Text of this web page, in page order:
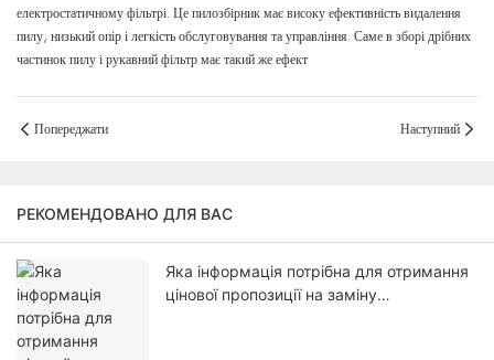
електростатичному фільтрі. Це пилозбірник має високу ефективність видалення
пилу, низький опір і легкість обслуговування та управління. Саме в зборі дрібних
частинок пилу і рукавний фільтр має такий же ефект
Попереджати Наступний
РЕКОМЕНДОВАНО ДЛЯ ВАС
Яка інформація потрібна для отримання
цінової пропозиції на заміну